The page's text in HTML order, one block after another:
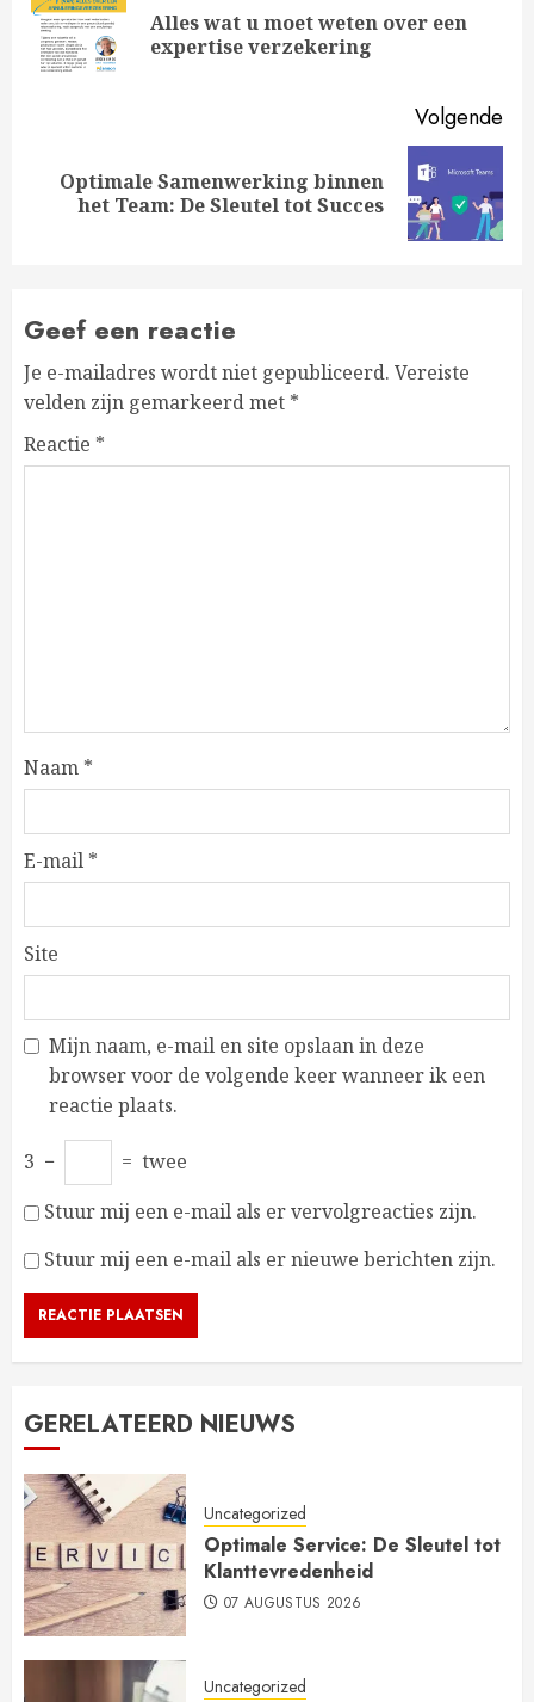
met
lezen
Alles wat u moet weten over een
expertise verzekering
Volgende
Volgende
bericht:
Optimale Samenwerking binnen
het Team: De Sleutel tot Succes
Geef een reactie
Je e-mailadres wordt niet gepubliceerd. Vereiste
velden zijn gemarkeerd met *
Reactie *
Naam *
E-mail *
Site
Mijn naam, e-mail en site opslaan in deze
browser voor de volgende keer wanneer ik een
reactie plaats.
3 − = twee
Stuur mij een e-mail als er vervolgreacties zijn.
Stuur mij een e-mail als er nieuwe berichten zijn.
GERELATEERD NIEUWS
Uncategorized
Optimale Service: De Sleutel tot
Klanttevredenheid
07 AUGUSTUS 2026
Uncategorized